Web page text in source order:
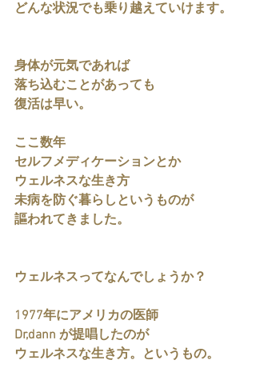
どんな状況でも乗り越えていけます。
身体が元気であれば
落ち込むことがあっても
復活は早い。
ここ数年
セルフメディケーションとか
ウェルネスな生き方
未病を防ぐ暮らしというものが
謳われてきました。
ウェルネスってなんでしょうか？
1977年にアメリカの医師
Dr,dann が提唱したのが
ウェルネスな生き方。というもの。